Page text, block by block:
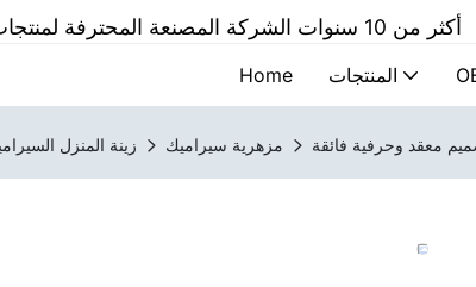
Home المنتجات
زينة المنزل مزهرية سيراميك